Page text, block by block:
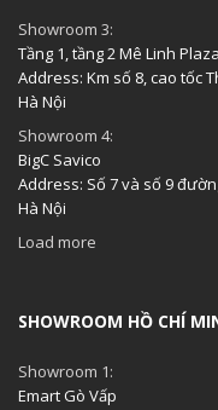
Showroom 3:
Tầng 1, tầng 2 Mê Linh Plaza
Address: Km số 8, cao tốc
Hà Nội
Showroom 4:
BigC Savico
Address: Số 7 và số 9
Hà Nội
Load more
SHOWROOM HỒ CHÍ
Showroom 1:
Emart Gò Vấp